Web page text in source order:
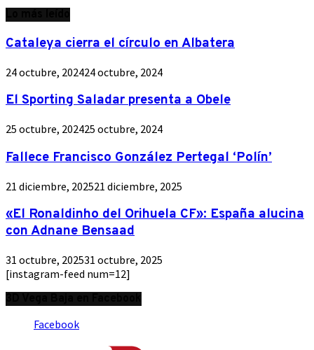
Cataleya cierra el círculo en Albatera
24 octubre, 202424 octubre, 2024
El Sporting Saladar presenta a Obele
25 octubre, 202425 octubre, 2024
Fallece Francisco González Pertegal ‘Polín’
21 diciembre, 202521 diciembre, 2025
«El Ronaldinho del Orihuela CF»: España alucina
con Adnane Bensaad
31 octubre, 202531 octubre, 2025
[instagram-feed num=12]
Facebook